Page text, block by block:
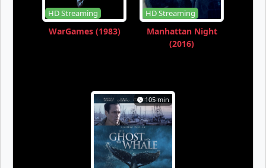
HD Streaming
WarGames (1983)
HD Streaming
Manhattan Night
(2016)
105 min